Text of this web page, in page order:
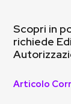
Scopri in
richiede
Articolo